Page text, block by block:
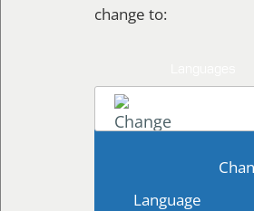
change to: